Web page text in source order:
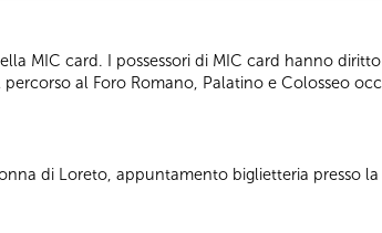
MIC card. I possessori di MIC card hanno
al Foro Romano, Palatino e Colosseo
di Loreto, appuntamento biglietteria presso